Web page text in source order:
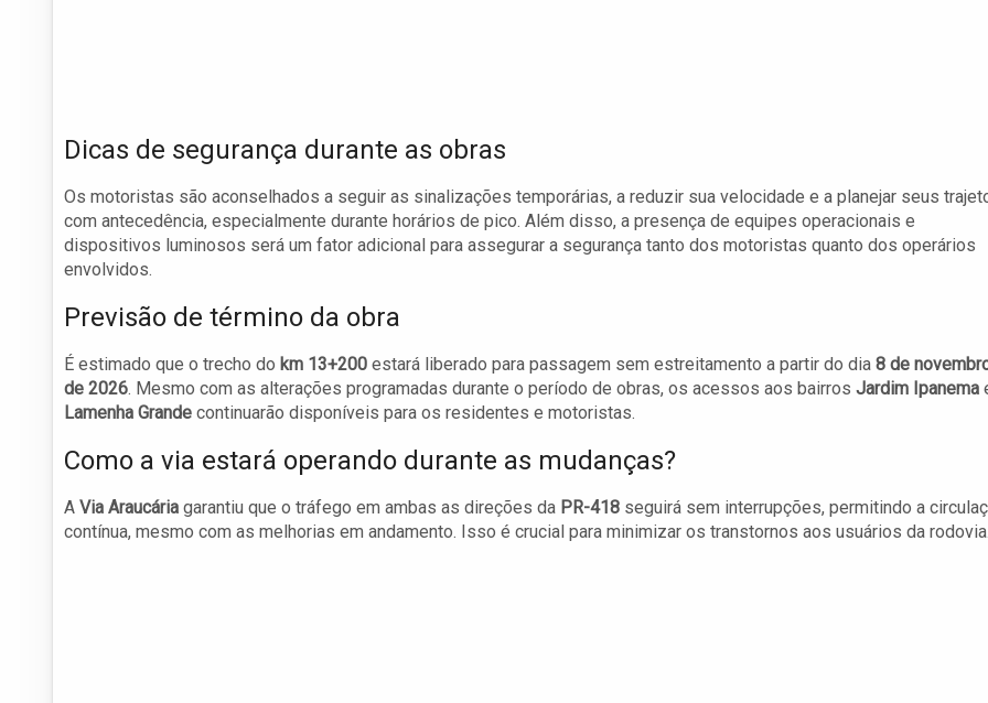
Dicas de segurança durante as obras
Os motoristas são aconselhados a seguir as sinalizações temporárias, a reduzir sua velocidade e a planejar seus
com antecedência, especialmente durante horários de pico. Além disso, a presença de equipes operacionais e
dispositivos luminosos será um fator adicional para assegurar a segurança tanto dos motoristas quanto dos operários
envolvidos.
Previsão de término da obra
É estimado que o trecho do km 13+200 estará liberado para passagem sem estreitamento a partir do dia 8 de
de 2026. Mesmo com as alterações programadas durante o período de obras, os acessos aos bairros Jardim Ipanema
Lamenha Grande continuarão disponíveis para os residentes e motoristas.
Como a via estará operando durante as mudanças?
A Via Araucária garantiu que o tráfego em ambas as direções da PR-418 seguirá sem interrupções, permitindo a
contínua, mesmo com as melhorias em andamento. Isso é crucial para minimizar os transtornos aos usuários da